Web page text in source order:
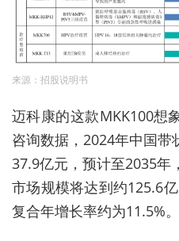
来源：招股说明书
迈科康的这款MKK100想
咨询数据 ， 2024年中国带
37.9亿元，预计至2035年
市场规模将达到约125.6
复合年增长率约为11.5%。